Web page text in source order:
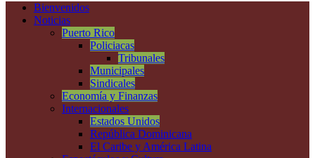
Bienvenidos
Noticias
Puerto Rico
Policiacas
Tribunales
Municipales
Sindicales
Economía y Finanzas
Internacionales
Estados Unidos
República Dominicana
El Caribe y América Latina